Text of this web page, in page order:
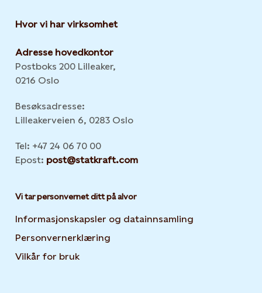
Hvor vi har virksomhet
Adresse hovedkontor
Postboks 200 Lilleaker,
0216 Oslo
Besøksadresse:
Lilleakerveien 6, 0283 Oslo
Tel: +47 24 06 70 00
Epost: post@statkraft.com
Vi tar personvernet ditt på alvor
Informasjonskapsler og datainnsamling
Personvernerklæring
Vilkår for bruk